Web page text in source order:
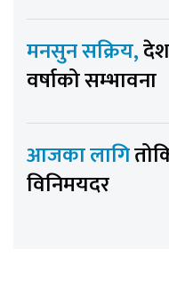
मनसुन सक्रिय,
वर्षाको सम्भावना
आजका लागि
विनिमयदर